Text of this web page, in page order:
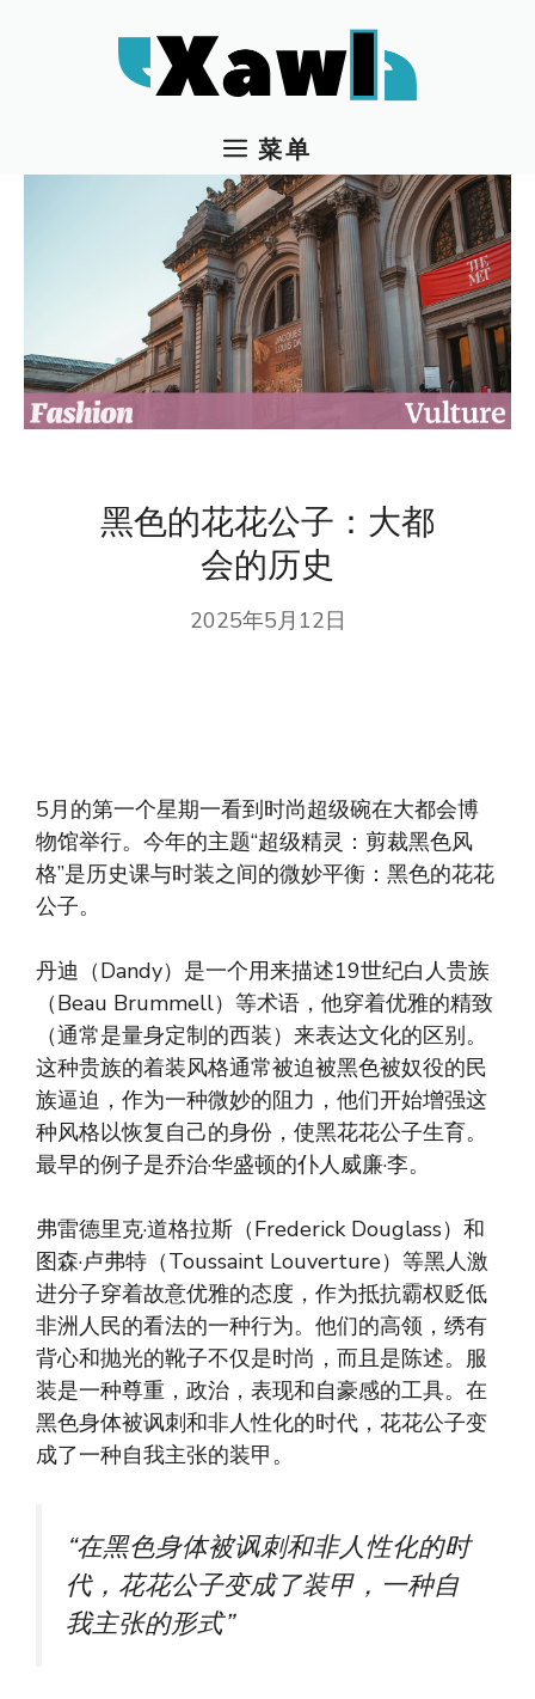
菜单
黑色的花花公子：大都
会的历史
2025年5月12日
5月的第一个星期一看到时尚超级碗在大都会博
物馆举行。今年的主题“超级精灵：剪裁黑色风
格”是历史课与时装之间的微妙平衡：黑色的花花
公子。
丹迪（Dandy）是一个用来描述19世纪白人贵族
（Beau Brummell）等术语，他穿着优雅的精致
（通常是量身定制的西装）来表达文化的区别。
这种贵族的着装风格通常被迫被黑色被奴役的民
族逼迫，作为一种微妙的阻力，他们开始增强这
种风格以恢复自己的身份，使黑花花公子生育。
最早的例子是乔治·华盛顿的仆人威廉·李。
弗雷德里克·道格拉斯（Frederick Douglass）和
图森·卢弗特（Toussaint Louverture）等黑人激
进分子穿着故意优雅的态度，作为抵抗霸权贬低
非洲人民的看法的一种行为。他们的高领，绣有
背心和抛光的靴子不仅是时尚，而且是陈述。服
装是一种尊重，政治，表现和自豪感的工具。在
黑色身体被讽刺和非人性化的时代，花花公子变
成了一种自我主张的装甲。
“在黑色身体被讽刺和非人性化的时
代，花花公子变成了装甲，一种自
我主张的形式”